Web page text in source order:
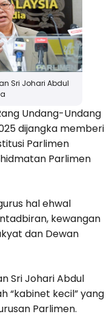
Sri Johari Abdul
Undang-Undang
dijangka memberi
Parlimen
Parlimen
hal ehwal
kewangan
dan Dewan
Sri Johari Abdul
“kabinet kecil” yang
Parlimen.